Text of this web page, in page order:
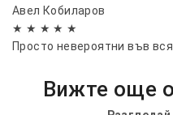
Авел Кобиларов
★ ★ ★ ★ ★
Просто невероятни във
Вижте още